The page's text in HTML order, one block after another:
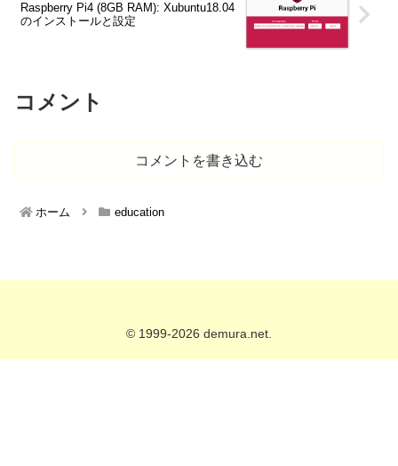
Raspberry Pi4 (8GB RAM): Xubuntu18.04
のインストールと設定
コメント
コメントを書き込む
ホーム education
© 1999-2026 demura.net.